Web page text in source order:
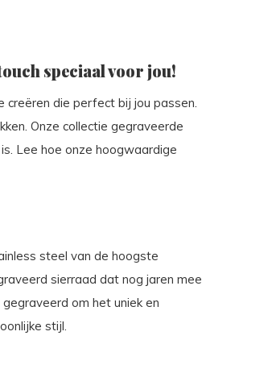
speciaal voor jou!
die perfect bij jou passen.
Onze collectie gegraveerde
Lee hoe onze hoogwaardige
steel van de hoogste
sierraad dat nog jaren mee
om het uniek en
stijl.